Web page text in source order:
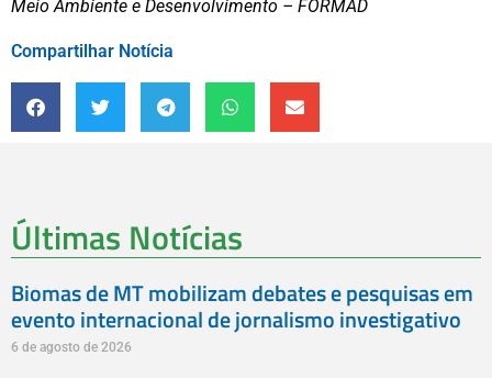
Meio Ambiente e Desenvolvimento – FORMAD
Compartilhar Notícia
Últimas Notícias
Biomas de MT mobilizam debates e pesquisas em
evento internacional de jornalismo investigativo
6 de agosto de 2026